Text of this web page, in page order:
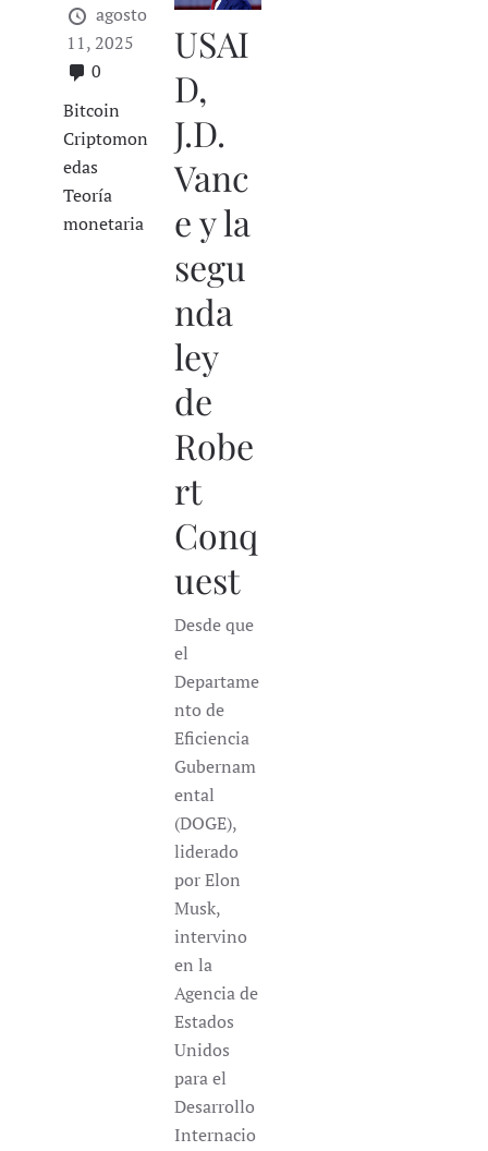
agosto
11, 2025
0
Bitcoin
Criptomon
edas
Teoría
monetaria
USAI
D,
J.D.
Vanc
e y la
segu
nda
ley
de
Robe
rt
Conq
uest
Desde que
el
Departame
nto de
Eficiencia
Gubernam
ental
(DOGE),
liderado
por Elon
Musk,
intervino
en la
Agencia de
Estados
Unidos
para el
Desarrollo
Internacio